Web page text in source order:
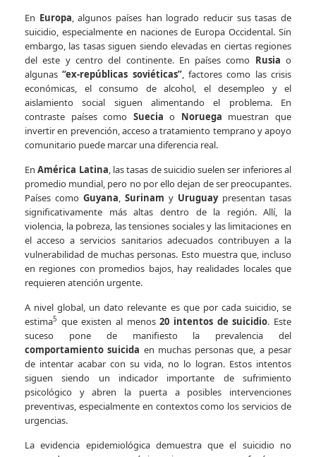
En Europa, algunos países han logrado reducir sus tasas de
suicidio, especialmente en naciones de Europa Occidental. Sin
embargo, las tasas siguen siendo elevadas en ciertas regiones
del este y centro del continente. En países como Rusia o
algunas“ex-repúblicas soviéticas”, factores como las crisis
económicas, el consumo de alcohol, el desempleo y el
aislamiento social siguen alimentando el problema. En
contraste países como Suecia o Noruega muestran que
invertir en prevención, acceso a tratamiento temprano y apoyo
comunitario puede marcar una diferencia real.
EnAmérica Latina, las tasas de suicidio suelen ser inferiores al
promedio mundial, pero no por ello dejan de ser preocupantes.
Países como Guyana, Surinam y Uruguaypresentan tasas
significativamente más altas dentro de la región. Allí, la
violencia, la pobreza, las tensiones sociales y las limitaciones en
el acceso a servicios sanitarios adecuados contribuyen a la
vulnerabilidad de muchas personas. Esto muestra que, incluso
en regiones con promedios bajos, hay realidades locales que
requieren atención urgente.
A nivel global, un dato relevante es que por cada suicidio, se
estima5 que existen al menos20 intentos de suicidio. Este
suceso pone de manifiesto la prevalencia del
comportamiento suicida en muchas personas que, a pesar
de intentar acabar con su vida, no lo logran. Estos intentos
siguen siendo un indicador importante de sufrimiento
psicológico y abren la puerta a posibles intervenciones
preventivas, especialmente en contextos como los servicios de
urgencias.
La evidencia epidemiológica demuestra que el suicidio no